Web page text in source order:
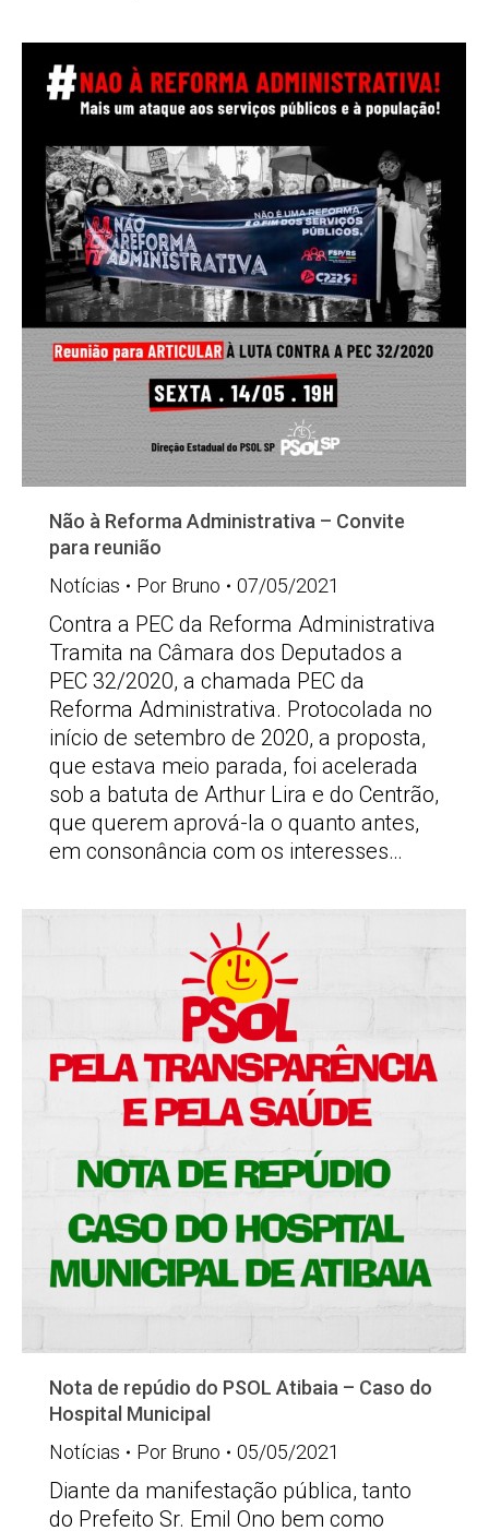
Não à Reforma Administrativa – Convite
para reunião
Notícias
Por Bruno 07/05/2021
Contra a PEC da Reforma Administrativa
Tramita na Câmara dos Deputados a
PEC 32/2020, a chamada PEC da
Reforma Administrativa. Protocolada no
início de setembro de 2020, a proposta,
que estava meio parada, foi acelerada
sob a batuta de Arthur Lira e do Centrão,
que querem aprová-la o quanto antes,
em consonância com os interesses…
Nota de repúdio do PSOL Atibaia – Caso do
Hospital Municipal
Notícias
Por Bruno 05/05/2021
Diante da manifestação pública, tanto
do Prefeito Sr. Emil Ono bem como